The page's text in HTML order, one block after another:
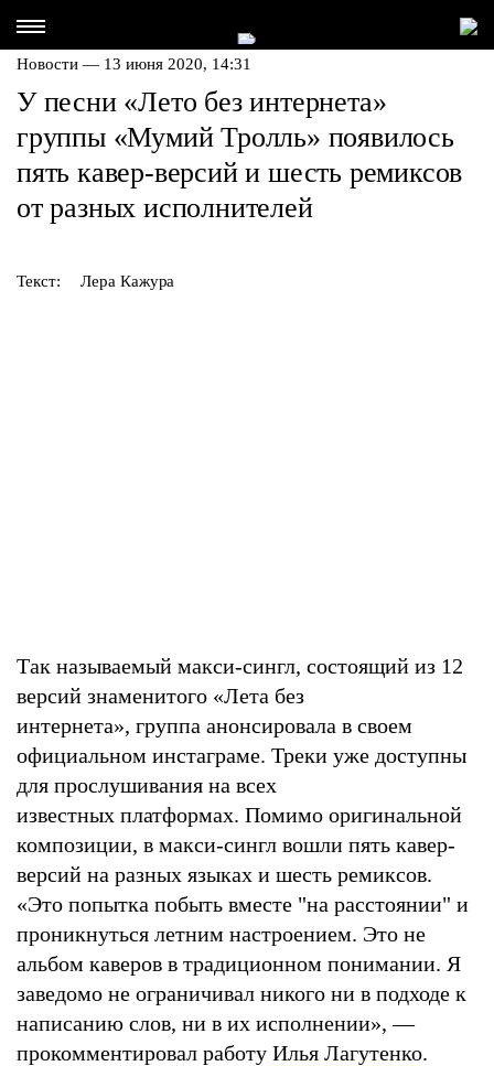
Новости — 13 июня 2020, 14:31
У песни «Лето без интернета»
группы «Мумий Тролль» появилось
пять кавер-версий и шесть ремиксов
от разных исполнителей
Текст: Лера Кажура
Так называемый макси-сингл, состоящий из 12
версий знаменитого «Лета без
интернета», группа анонсировала в своем
официальном инстаграме. Треки уже доступны
для прослушивания на всех
известных платформах. Помимо оригинальной
композиции, в макси-сингл вошли пять кавер-
версий на разных языках и шесть ремиксов.
«Это попытка побыть вместе "на расстоянии" и
проникнуться летним настроением. Это не
альбом каверов в традиционном понимании. Я
заведомо не ограничивал никого ни в подходе к
написанию слов, ни в их исполнении», —
прокомментировал работу Илья Лагутенко.